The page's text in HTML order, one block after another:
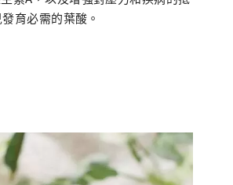
育必需的葉酸。